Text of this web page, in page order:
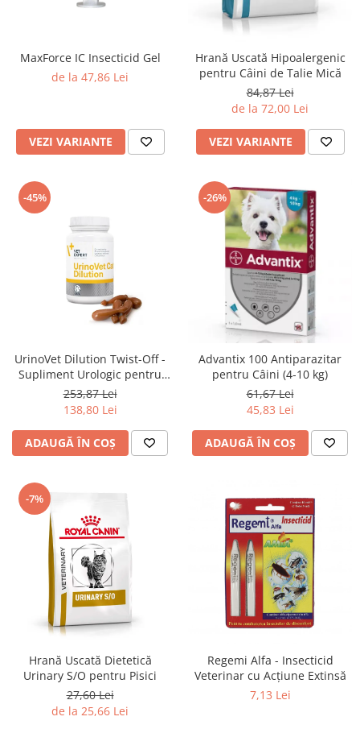
MaxForce IC Insecticid Gel
de la 47,86 Lei
VEZI VARIANTE
Hrană Uscată Hipoalergenic
pentru Câini de Talie Mică
84,87 Lei
de la 72,00 Lei
VEZI VARIANTE
-45%
UrinoVet Dilution Twist-Off -
Supliment Urologic pentru
Pisici
253,87 Lei
138,80 Lei
ADAUGĂ ÎN COȘ
-26%
Advantix 100 Antiparazitar
pentru Câini (4-10 kg)
61,67 Lei
45,83 Lei
ADAUGĂ ÎN COȘ
-7%
Hrană Uscată Dietetică
Urinary S/O pentru Pisici
27,60 Lei
de la 25,66 Lei
Regemi Alfa - Insecticid
Veterinar cu Acțiune Extinsă
7,13 Lei